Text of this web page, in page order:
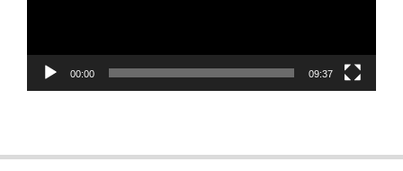
00:00 09:37